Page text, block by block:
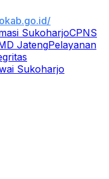
SukoharjoCPNS
JatengPelayanan
Sukoharjo